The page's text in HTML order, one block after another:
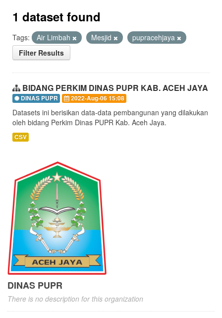
1 dataset found
Tags: Air Limbah Mesjid
pupracehjaya
Filter Results
BIDANG PERKIM DINAS PUPR KAB. ACEH JAYA
DINAS PUPR 2022-Aug-06 15:08
Datasets ini berisikan data-data pembangunan yang dilakukan
oleh bidang Perkim Dinas PUPR Kab. Aceh Jaya.
CSV
DINAS PUPR
There is no description for this organization